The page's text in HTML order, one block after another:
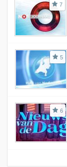
7
5
6